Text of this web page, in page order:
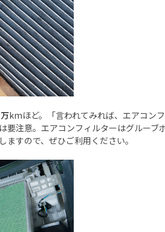
万kmほど。「言われてみれば、エアコン
要注意。エアコンフィルターはグルー
すので、ぜひご利用ください。